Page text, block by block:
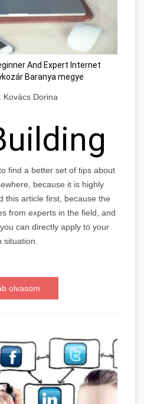
And Expert Internet
Baranya megye
Kovács Dorina
find a better set of tips about
because it is highly
this article first, because the
from experts in the field, and
can directly apply to your
situation.
olvasom